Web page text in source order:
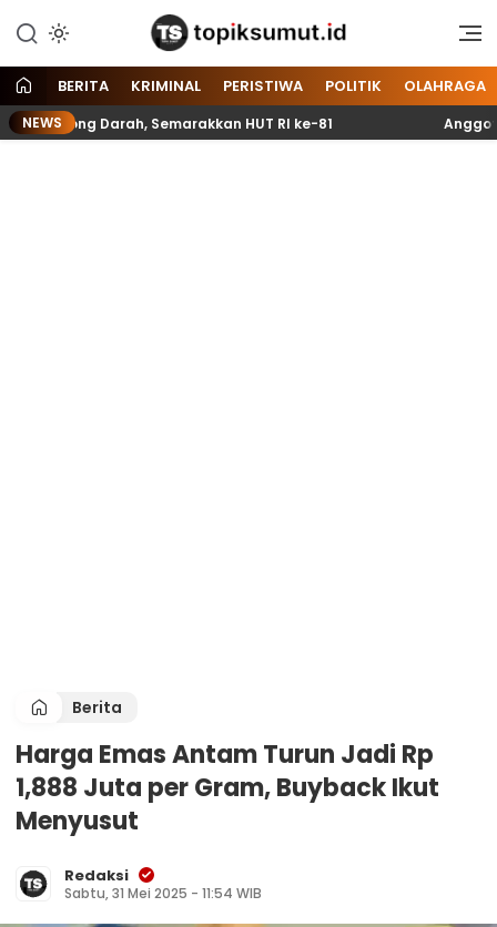
Topik Sumut
Memberitakan Seputar
dan Nasional
BERITA KRIMINAL PERISTIWA POLITIK OLAHRAGA
NEWSDarah, Semarakkan HUT RI ke-81 Anggota
Berita
Harga Emas Antam Turun Jadi Rp
1,888 Juta per Gram, Buyback Ikut
Menyusut
Redaksi
Sabtu, 31 Mei 2025 - 11:54 WIB